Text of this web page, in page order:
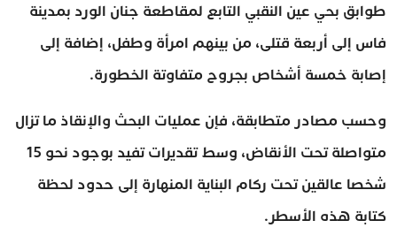
طوابق بحي عين النقبي التابع لمقاطعة جنان الورد بمدينة
فاس إلى أربعة قتلى، من بينهم امرأة وطفل، إضافة إلى
إصابة خمسة أشخاص بجروح متفاوتة الخطورة.
وحسب مصادر متطابقة، فإن عمليات البحث والإنقاذ ما تزال
متواصلة تحت الأنقاض، وسط تقديرات تفيد بوجود نحو 15
شخصا عالقين تحت ركام البناية المنهارة إلى حدود لحظة
كتابة هذه الأسطر.